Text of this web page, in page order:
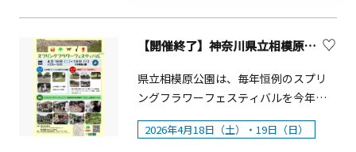
18：30）■会場：YOKOHAMA
金：・通常チケット 一般 1,000円／
小・中学生 500円・グッズ付チケッ
ト 一般 4,300円／小・中学生 3,800円
※すべて税込／未就学児無料
た貴重な本物。走行期間中は、懐かし
原型となった機関車の模型も特別展示
します。また、最寄駅・横浜駅に隣接
する横浜高島屋では、4/15（水）～
4/27（月）まで原作出版80周年を記念
【開催終了】神奈川県立相模原公園「スプリングフラワーフェスティバル」【相模原市】
県立相模原公園は、毎年恒例のスプリ
ングフラワーフェスティバルを今年も
開催します。 市の方々による素晴らし
いパフォーマンスやワークショップ、
2026年4月18日（土）・19日（日）